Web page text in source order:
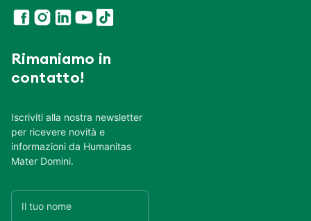
Rimaniamo in
contatto!
Iscriviti alla nostra newsletter
per ricevere novità e
informazioni da Humanitas
Mater Domini.